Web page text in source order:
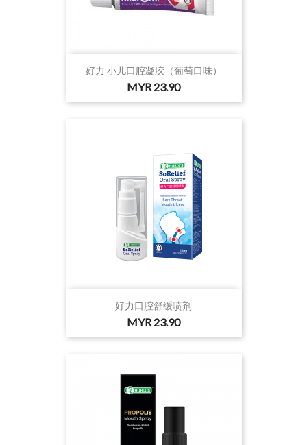
好力 小儿口腔凝胶（葡萄口味）
价
MYR 23.90
好力口腔舒缓喷剂
价
MYR 23.90